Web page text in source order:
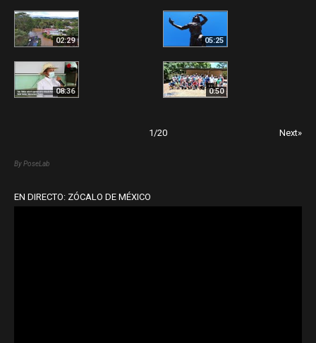
02:29 05:25
08:36 0:50
1/20 Next»
By PoseLab
EN DIRECTO: ZÓCALO DE MÉXICO